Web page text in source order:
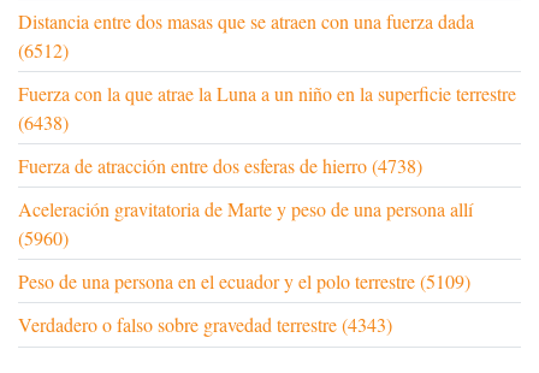
Distancia entre dos masas que se atraen con una fuerza dada
(6512)
Fuerza con la que atrae la Luna a un niño en la superficie terrestre
(6438)
Fuerza de atracción entre dos esferas de hierro (4738)
Aceleración gravitatoria de Marte y peso de una persona allí
(5960)
Peso de una persona en el ecuador y el polo terrestre (5109)
Verdadero o falso sobre gravedad terrestre (4343)